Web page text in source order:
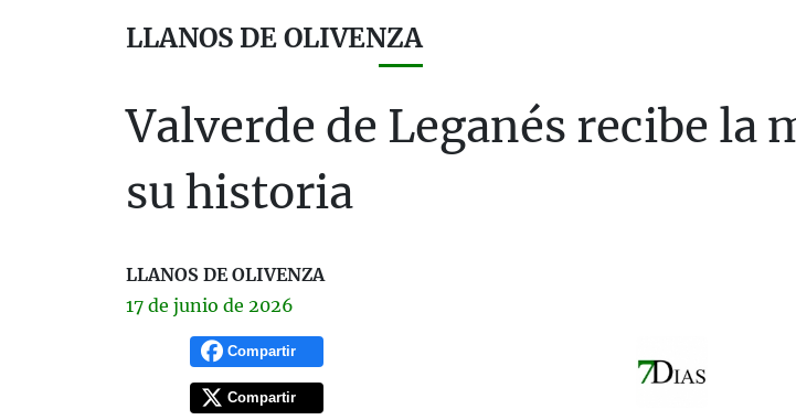
LLANOS DE OLIVENZA
Valverde de Leganés recibe la
su historia
LLANOS DE OLIVENZA
17 de junio de 2026
Compartir
Compartir